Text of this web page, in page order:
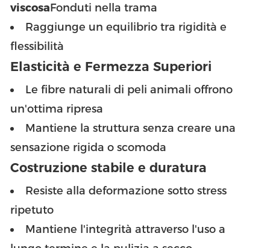
viscosaFonduti nella trama
Raggiunge un equilibrio tra rigidità e
flessibilità
Elasticità e Fermezza Superiori
Le fibre naturali di peli animali offrono
un'ottima ripresa
Mantiene la struttura senza creare una
sensazione rigida o scomoda
Costruzione stabile e duratura
Resiste alla deformazione sotto stress
ripetuto
Mantiene l'integrità attraverso l'uso a